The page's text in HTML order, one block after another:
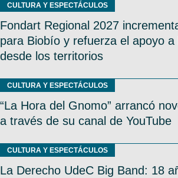
CULTURA Y ESPECTÁCULOS
Fondart Regional 2027
para Biobío y refuerza el apoyo a
desde los territorios
CULTURA Y ESPECTÁCULOS
“La Hora del Gnomo” arrancó
a través de su canal de YouTube
CULTURA Y ESPECTÁCULOS
La Derecho UdeC Big Band: 18